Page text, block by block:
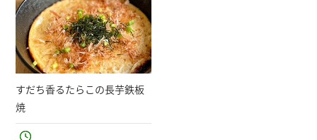
すだち香るたらこの長芋鉄板
焼